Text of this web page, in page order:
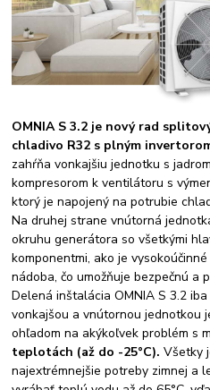
OMNIA S 3.2 je nový rad
chladivo R32 s plným
zahŕňa vonkajšiu jednotku s
kompresorom k ventilátoru s
ktorý je napojený na potrubie
Na druhej strane vnútorná
okruhu generátora so všetkými
komponentmi, ako je
nádoba, čo umožňuje bezpečnú a
Delená inštalácia OMNIA S 3.2
vonkajšou a vnútornou jednotkou
ohľadom na akýkoľvek problém s
teplotách (až do -25°C). Všetky
najextrémnejšie potreby zimnej a